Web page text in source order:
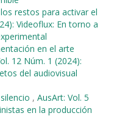
restos para activar el
Videoflux: En torno a
en el arte
12 Núm. 1 (2024):
del audiovisual
, AusArt: Vol. 5
en la producción